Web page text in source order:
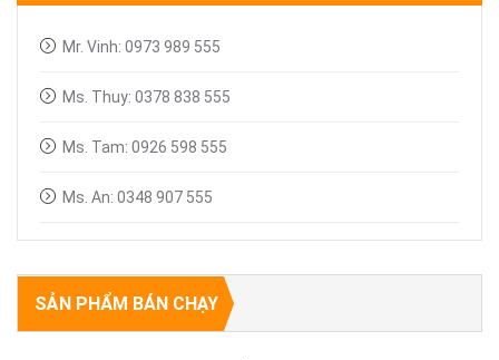
Linh kiện máy chiếu
Mr. Vinh: 0973 989 555
Ms. Thuy: 0378 838 555
Ms. Tam: 0926 598 555
Ms. An: 0348 907 555
SẢN PHẨM BÁN CHẠY